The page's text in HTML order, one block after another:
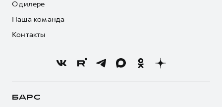
О дилере
Наша команда
Контакты
БАРС